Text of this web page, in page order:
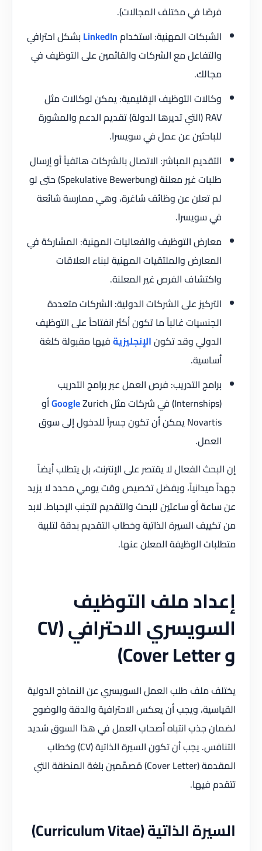
فرصًا في مختلف المجالات).
الشبكات المهنية: استخدامLinkedIn بشكل احترافي
والتفاعل مع الشركات والقائمين على التوظيف في
مجالك.
وكالات التوظيف الإقليمية: يمكن لوكالات مثل
RAV (التي تديرها الدولة) تقديم الدعم والمشورة
للباحثين عن عمل في سويسرا.
التقديم المباشر: الاتصال بالشركات هاتفياً أو إرسال
طلبات غير معلنة (Spekulative Bewerbung) حتى لو
لم تعلن عن وظائف شاغرة، وهي ممارسة شائعة
في سويسرا.
معارض التوظيف والفعاليات المهنية: المشاركة في
المعارض والملتقيات المهنية لبناء العلاقات
واكتشاف الفرص غير المعلنة.
التركيز على الشركات الدولية: الشركات متعددة
الجنسيات غالباً ما تكون أكثر انفتاحاً على التوظيف
الدولي وقد تكونالإنجليزيةفيها مقبولة كلغة
أساسية.
برامج التدريب: فرص العمل عبر برامج التدريب
(Internships) في شركات مثل
GoogleZurich أو
Novartis يمكن أن تكون جسراً للدخول إلى سوق
العمل.
إن البحث الفعال لا يقتصر على الإنترنت، بل يتطلب أيضاً
جهداً ميدانياً، ويفضل تخصيص وقت يومي محدد لا يزيد
عن ساعة أو ساعتين للبحث والتقديم لتجنب الإحباط. لابد
من تكييف السيرة الذاتية وخطاب التقديم بدقة لتلبية
متطلبات الوظيفة المعلن عنها.
إعداد ملف التوظيف
السويسري الاحترافي (CV
و Cover Letter)
يختلف ملف طلب العمل السويسري عن النماذج الدولية
القياسية، ويجب أن يعكس الاحترافية والدقة والوضوح
لضمان جذب انتباه أصحاب العمل في هذا السوق شديد
التنافس. يجب أن تكون السيرة الذاتية (CV) وخطاب
المقدمة (Cover Letter) مُصمَّمين بلغة المنطقة التي
تتقدم فيها.
السيرة الذاتية (Curriculum Vitae)